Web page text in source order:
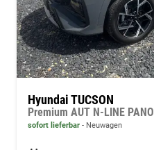
Hyundai TUCSON
Premium AUT N-LINE
sofort lieferbar Neuwagen